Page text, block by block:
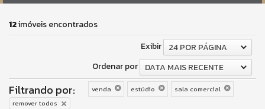
12imóveis encontrados
Exibir
24 POR PÁGINA
Ordenar por
DATA MAIS RECENTE
Filtrando por: venda estúdio
sala comercial
remover todos